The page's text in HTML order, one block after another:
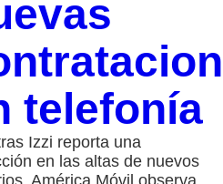
telefonía
Izzi reporta una
en las altas de nuevos